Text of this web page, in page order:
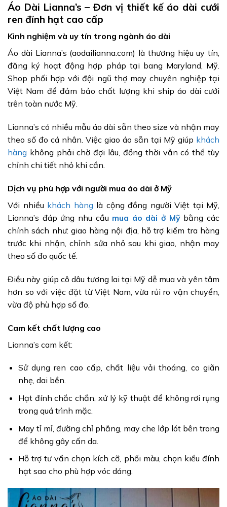
Áo Dài Lianna’s – Đơn vị thiết kế áo dài cưới
ren đính hạt cao cấp
Kinh nghiệm và uy tín trong ngành áo dài
Áo dài Lianna’s (aodailianna.com) là thương hiệu uy tín,
đăng ký hoạt động hợp pháp tại bang Maryland, Mỹ.
Shop phối hợp với đội ngũ thợ may chuyên nghiệp tại
Việt Nam để đảm bảo chất lượng khi ship áo dài cưới
trên toàn nước Mỹ.
Lianna’s có nhiều mẫu áo dài sẵn theo size và nhận may
theo số đo cá nhân. Việc giao áo sẵn tại Mỹ giúp khách
hàng không phải chờ đợi lâu, đồng thời vẫn có thể tùy
chỉnh chi tiết nhỏ khi cần.
Dịch vụ phù hợp với người mua áo dài ở Mỹ
Với nhiều khách hàng là cộng đồng người Việt tại Mỹ,
Lianna’s đáp ứng nhu cầu mua áo dài ở Mỹbằng các
chính sách như: giao hàng nội địa, hỗ trợ kiểm tra hàng
trước khi nhận, chỉnh sửa nhỏ sau khi giao, nhận may
theo số đo quốc tế.
Điều này giúp cô dâu tương lai tại Mỹ dễ mua và yên tâm
hơn so với việc đặt từ Việt Nam, vừa rủi ro vận chuyển,
vừa độ phù hợp số đo.
Cam kết chất lượng cao
Lianna’s cam kết:
Sử dụng ren cao cấp, chất liệu vải thoáng, co giãn
nhẹ, dai bền.
Hạt đính chắc chắn, xử lý kỹ thuật để không rơi rụng
trong quá trình mặc.
May tỉ mỉ, đường chỉ phẳng, may che lớp lót bên trong
để không gây cấn da.
Hỗ trợ tư vấn chọn kích cỡ, phối màu, chọn kiểu đính
hạt sao cho phù hợp vóc dáng.